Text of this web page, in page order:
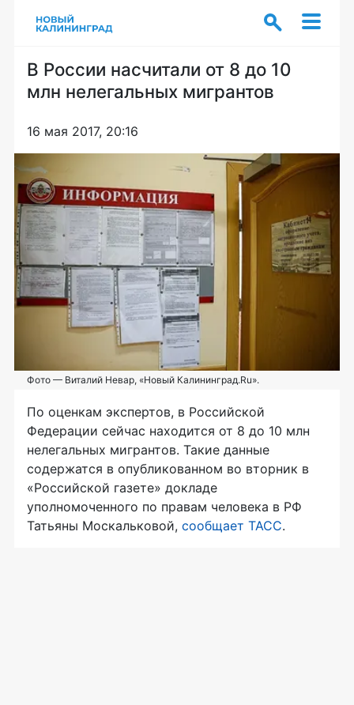
В России насчитали от 8 до 10
млн нелегальных мигрантов
16 мая 2017, 20:16
Фото — Виталий Невар, «Новый Калининград.Ru».
По оценкам экспертов, в Российской
Федерации сейчас находится от 8 до 10 млн
нелегальных мигрантов. Такие данные
содержатся в опубликованном во вторник в
«Российской газете» докладе
уполномоченного по правам человека в РФ
Татьяны Москальковой, сообщает ТАСС.